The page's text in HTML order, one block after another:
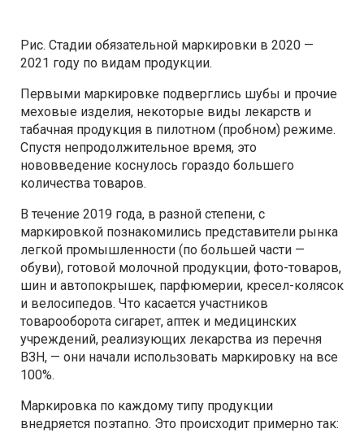
Рис. Стадии обязательной маркировки в 2020 —
2021 году по видам продукции.
Первыми маркировке подверглись шубы и прочие
меховые изделия, некоторые виды лекарств и
табачная продукция в пилотном (пробном) режиме.
Спустя непродолжительное время, это
нововведение коснулось гораздо большего
количества товаров.
В течение 2019 года, в разной степени, с
маркировкой познакомились представители рынка
легкой промышленности (по большей части —
обуви), готовой молочной продукции, фото-товаров,
шин и автопокрышек, парфюмерии, кресел-колясок
и велосипедов. Что касается участников
товарооборота сигарет, аптек и медицинских
учреждений, реализующих лекарства из перечня
ВЗН, — они начали использовать маркировку на все
100%.
Маркировка по каждому типу продукции
внедряется поэтапно. Это происходит примерно так: